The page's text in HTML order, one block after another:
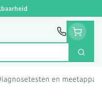
Zoek
en